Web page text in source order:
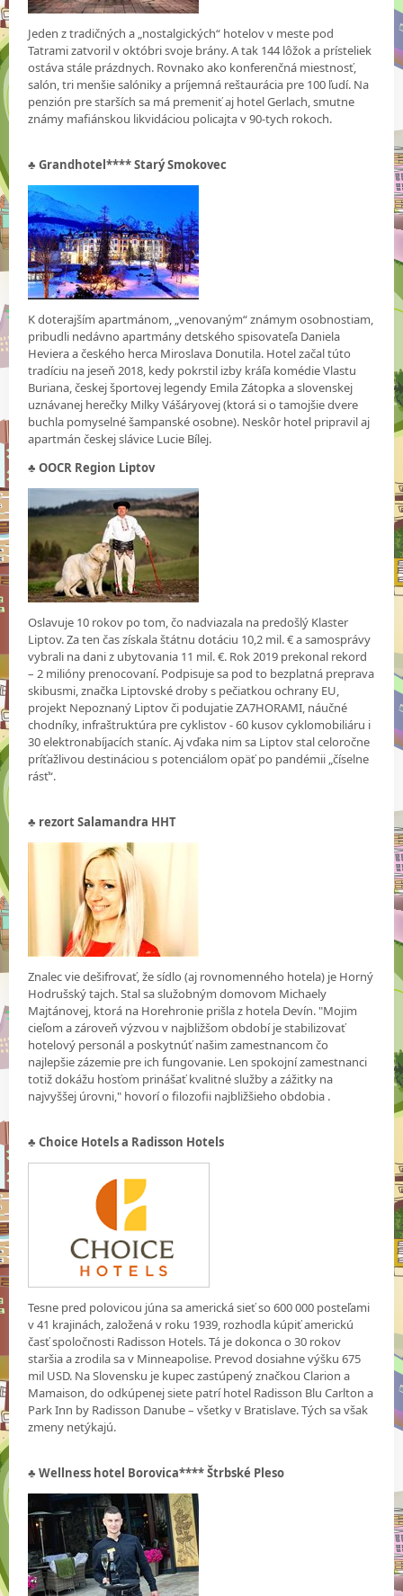
Jeden z tradičných a „nostalgických“ hotelov v meste pod
Tatrami zatvoril v októbri svoje brány. A tak 144 lôžok a prísteliek
ostáva stále prázdnych. Rovnako ako konferenčná miestnosť,
salón, tri menšie salóniky a príjemná reštaurácia pre 100 ľudí. Na
penzión pre starších sa má premeniť aj hotel Gerlach, smutne
známy mafiánskou likvidáciou policajta v 90-tych rokoch.
♣Grandhotel**** Starý Smokovec
K doterajším apartmánom, „venovaným“ známym osobnostiam,
pribudli nedávno apartmány detského spisovateľa Daniela
Heviera a českého herca Miroslava Donutila. Hotel začal túto
tradíciu na jeseň 2018, kedy pokrstil izby kráľa komédie Vlastu
Buriana, českej športovej legendy Emila Zátopka a slovenskej
uznávanej herečky Milky Vášáryovej (ktorá si o tamojšie dvere
buchla pomyselné šampanské osobne). Neskôr hotel pripravil aj
apartmán českej slávice Lucie Bílej.
♣ OOCR Region Liptov
Oslavuje 10 rokov po tom, čo nadviazala na predošlý Klaster
Liptov. Za ten čas získala štátnu dotáciu 10,2 mil. € a samosprávy
vybrali na dani z ubytovania 11 mil. €. Rok 2019 prekonal rekord
– 2 milióny prenocovaní. Podpisuje sa pod to bezplatná preprava
skibusmi, značka Liptovské droby s pečiatkou ochrany EU,
projekt Nepoznaný Liptov či podujatie ZA7HORAMI, náučné
chodníky, infraštruktúra pre cyklistov - 60 kusov cyklomobiliáru i
30 elektronabíjacích staníc. Aj vďaka nim sa Liptov stal celoročne
príťažlivou destináciou s potenciálom opäť po pandémii „číselne
rásť“.
♣ rezort Salamandra HHT
Znalec vie dešifrovať, že sídlo (aj rovnomenného hotela) je Horný
Hodrušský tajch. Stal sa služobným domovom Michaely
Majtánovej, ktorá na Horehronie prišla z hotela Devín. "Mojim
cieľom a zároveň výzvou v najbližšom období je stabilizovať
hotelový personál a poskytnúť našim zamestnancom čo
najlepšie zázemie pre ich fungovanie. Len spokojní zamestnanci
totiž dokážu hosťom prinášať kvalitné služby a zážitky na
najvyššej úrovni," hovorí o filozofii najbližšieho obdobia .
♣ Choice Hotels a Radisson Hotels
Tesne pred polovicou júna sa americká sieť so 600 000 posteľami
v 41 krajinách, založená v roku 1939, rozhodla kúpiť americkú
časť spoločnosti Radisson Hotels. Tá je dokonca o 30 rokov
staršia a zrodila sa v Minneapolise. Prevod dosiahne výšku 675
mil USD. Na Slovensku je kupec zastúpený značkou Clarion a
Mamaison, do odkúpenej siete patrí hotel Radisson Blu Carlton a
Park Inn by Radisson Danube – všetky v Bratislave. Tých sa však
zmeny netýkajú.
♣ Wellness hotel Borovica**** Štrbské Pleso